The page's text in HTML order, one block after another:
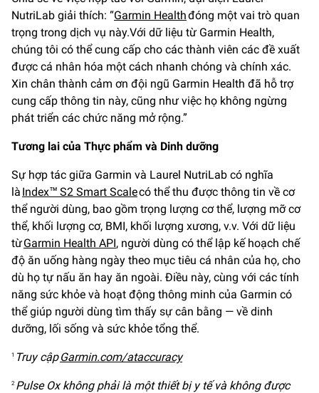
NutriLab giải thích: “Garmin Healthđóng một vai trò quan
trọng trong dịch vụ này.Với dữ liệu từ Garmin Health,
chúng tôi có thể cung cấp cho các thành viên các đề xuất
được cá nhân hóa một cách nhanh chóng và chính xác.
Xin chân thành cảm ơn đội ngũ Garmin Health đã hỗ trợ
cung cấp thông tin này, cũng như việc họ không ngừng
phát triển các chức năng mở rộng.”
Tương lai của Thực phẩm và Dinh dưỡng
Sự hợp tác giữa Garmin và Laurel NutriLab có nghĩa
là Index™ S2 Smart Scalecó thể thu được thông tin về cơ
thể người dùng, bao gồm trọng lượng cơ thể, lượng mỡ cơ
thể, khối lượng cơ, BMI, khối lượng xương, v.v. Với dữ liệu
từGarmin Health API, người dùng có thể lập kế hoạch chế
độ ăn uống hàng ngày theo mục tiêu cá nhân của họ, cho
dù họ tự nấu ăn hay ăn ngoài. Điều này, cùng với các tính
năng sức khỏe và hoạt động thông minh của Garmin có
thể giúp người dùng tìm thấy sự cân bằng — về dinh
dưỡng, lối sống và sức khỏe tổng thể.
1 Truy cậpGarmin.com/ataccuracy
2 Pulse Ox không phải là một thiết bị y tế và không được